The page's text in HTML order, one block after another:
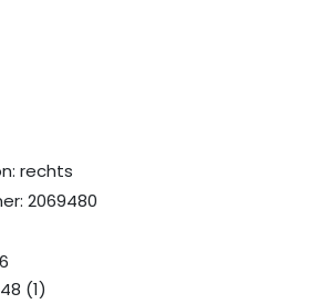
rechts
2069480
(1)